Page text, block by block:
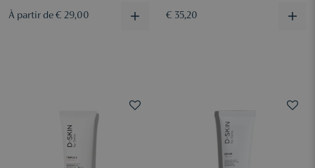
À partir de € 29,00 € 35,20